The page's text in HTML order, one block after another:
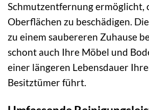
Schmutzentfernung ermöglicht,
Oberflächen zu beschädigen.
zu einem saubereren Zuhause
schont auch Ihre Möbel und
einer längeren Lebensdauer
Besitztümer führt.